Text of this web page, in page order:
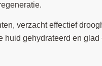
verzacht effectief
gehydrateerd en